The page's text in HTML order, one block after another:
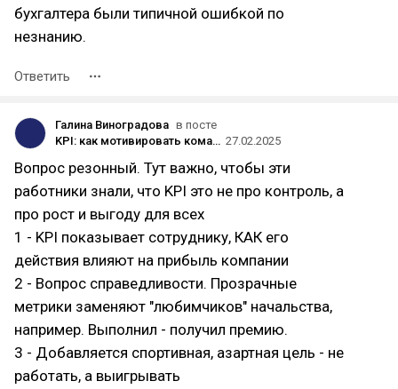
бухгалтера были типичной ошибкой по
незнанию.
Ответить
Галина Виноградова в посте
KPI: как мотивировать команду и увеличить прибыль 27.02.2025
Вопрос резонный. Тут важно, чтобы эти
работники знали, что KPI это не про контроль, а
про рост и выгоду для всех
1 - KPI показывает сотруднику, КАК его
действия влияют на прибыль компании
2 - Вопрос справедливости. Прозрачные
метрики заменяют "любимчиков" начальства,
например. Выполнил - получил премию.
3 - Добавляется спортивная, азартная цель - не
работать, а выигрывать